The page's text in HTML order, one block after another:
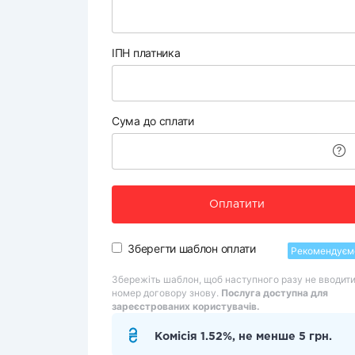
ІПН платника
Сума до сплати
Оплатити
Зберегти шаблон оплати
Збережіть шаблон, щоб наступного разу не вводити
номер договору знову. Послуга доступна для
зареєстрованих користувачів.
Комісія 1.52%, не менше 5 грн.